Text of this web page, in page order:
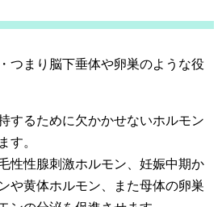
つまり脳下垂体や卵巣のような役
するために欠かかせないホルモン
す。
性性腺刺激ホルモン、妊娠中期か
や黄体ホルモン、また母体の卵巣